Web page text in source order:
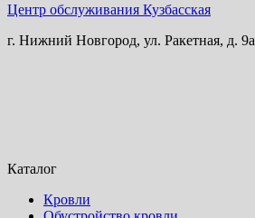
Центр обслуживания Кузбасская
г. Нижний Новгород, ул. Ракетная, д. 9а
Каталог
Кровли